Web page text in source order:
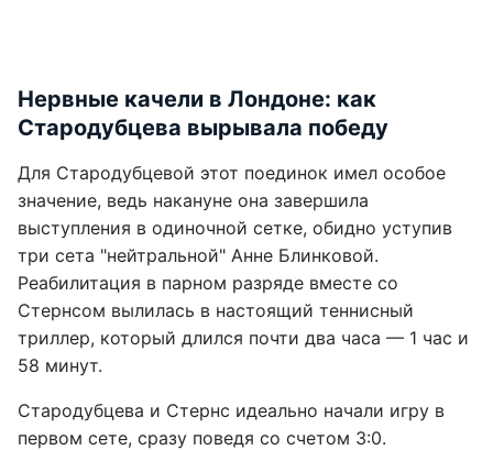
Нервные качели в Лондоне: как
Стародубцева вырывала победу
Для Стародубцевой этот поединок имел особое
значение, ведь накануне она завершила
выступления в одиночной сетке, обидно уступив
три сета "нейтральной" Анне Блинковой.
Реабилитация в парном разряде вместе со
Стернсом вылилась в настоящий теннисный
триллер, который длился почти два часа — 1 час и
58 минут.
Стародубцева и Стернс идеально начали игру в
первом сете, сразу поведя со счетом 3:0.